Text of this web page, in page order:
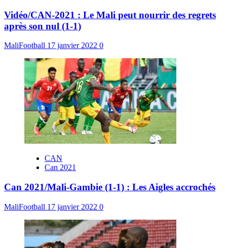
Vidéo/CAN-2021 : Le Mali peut nourrir des regrets
après son nul (1-1)
MaliFootball 17 janvier 2022 0
CAN
Can 2021
Can 2021/Mali-Gambie (1-1) : Les Aigles accrochés
MaliFootball 17 janvier 2022 0